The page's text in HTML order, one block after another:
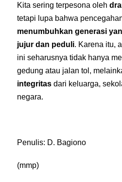
Kita sering terpesona oleh
tetapi lupa bahwa
menumbuhkan generasi
jujur dan peduli. Karena itu,
ini seharusnya tidak hanya
gedung atau jalan tol,
integritas dari keluarga,
negara.
Penulis: D. Bagiono
(mmp)